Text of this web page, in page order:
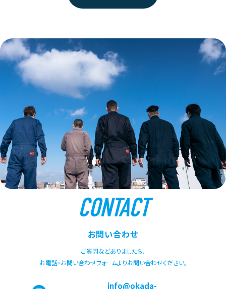
CONTACT
お問い合わせ
ご質問などありましたら、
お電話・お問い合わせフォームよりお問い合わせください。
info@okada-